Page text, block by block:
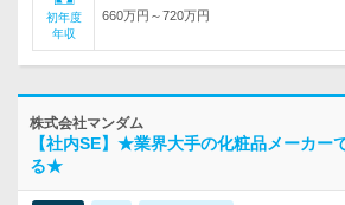
初年度
年収
660万円～720万円
株式会社マンダム
【社内SE】★業界大手の化粧品メーカー
る★